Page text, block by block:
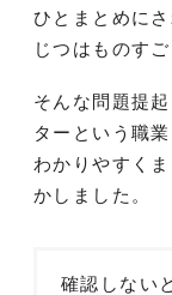
ひとまとめに
じつはものす
そんな問題提
ターという職
わかりやすく
かしました。
確認しない